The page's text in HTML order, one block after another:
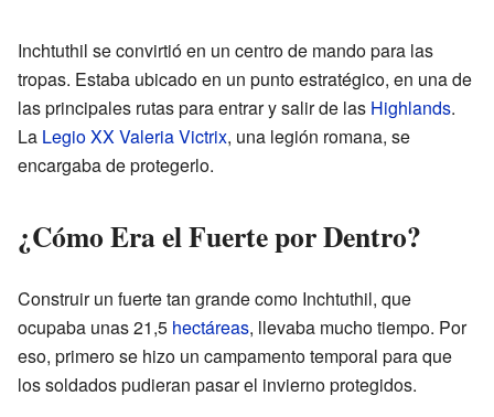
Inchtuthil se convirtió en un centro de mando para las
tropas. Estaba ubicado en un punto estratégico, en una de
las principales rutas para entrar y salir de las Highlands.
La Legio XX Valeria Victrix, una legión romana, se
encargaba de protegerlo.
¿Cómo Era el Fuerte por Dentro?
Construir un fuerte tan grande como Inchtuthil, que
ocupaba unas 21,5 hectáreas, llevaba mucho tiempo. Por
eso, primero se hizo un campamento temporal para que
los soldados pudieran pasar el invierno protegidos.